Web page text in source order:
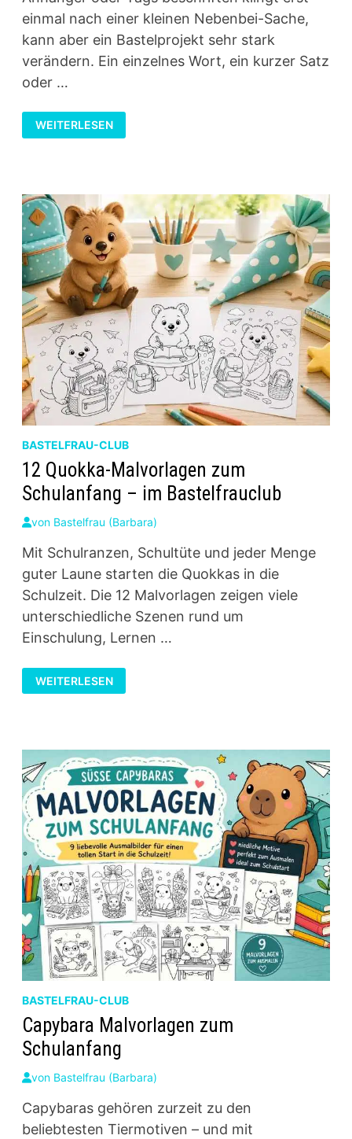
einmal nach einer kleinen Nebenbei-Sache,
kann aber ein Bastelprojekt sehr stark
verändern. Ein einzelnes Wort, ein kurzer Satz
oder …
TAGS
BESCHRIFTEN:
KREATIVE
UND
MIXED
MEDIA
WEITERLESEN
BASTELFRAU-CLUB
12 Quokka-Malvorlagen zum
Schulanfang – im Bastelfrauclub
von Bastelfrau (Barbara)
Mit Schulranzen, Schultüte und jeder Menge
guter Laune starten die Quokkas in die
Schulzeit. Die 12 Malvorlagen zeigen viele
unterschiedliche Szenen rund um
Einschulung, Lernen …
12
QUOKKA-
MALVORLAGEN
BASTELFRAUCLUB
WEITERLESEN
BASTELFRAU-CLUB
Capybara Malvorlagen zum
Schulanfang
von Bastelfrau (Barbara)
Capybaras gehören zurzeit zu den
beliebtesten Tiermotiven – und mit